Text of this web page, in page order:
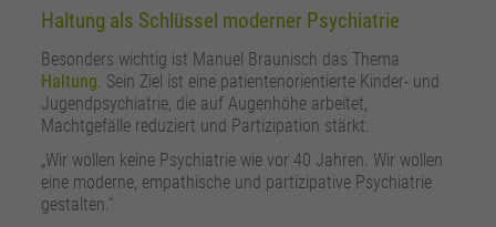
Haltung als Schlüssel moderner Psychiatrie
Besonders wichtig ist Manuel Braunisch das Thema
Haltung. Sein Ziel ist eine patientenorientierte Kinder- und
Jugendpsychiatrie, die auf Augenhöhe arbeitet,
Machtgefälle reduziert und Partizipation stärkt.
„Wir wollen keine Psychiatrie wie vor 40 Jahren. Wir wollen
eine moderne, empathische und partizipative Psychiatrie
gestalten.“